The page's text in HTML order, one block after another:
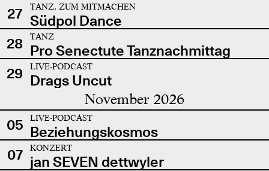
27 TANZ, ZUM MITMACHEN
Südpol Dance
28
TANZ
Pro Senectute Tanznachmittag
29
LIVE-PODCAST
Drags Uncut
November 2026
05 LIVE-PODCAST
Beziehungskosmos
07
KONZERT
jan SEVEN dettwyler